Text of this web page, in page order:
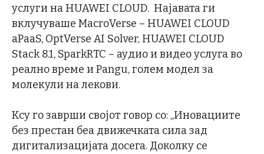
услуги на HUAWEI CLOUD. Најавата ги
вклучуваше MacroVerse – HUAWEI CLOUD
aPaaS, OptVerse AI Solver, HUAWEI CLOUD
Stack 8.1, SparkRTC – аудио и видео услуга во
реално време и Pangu, голем модел за
молекули на лекови.
Ксу го заврши својот говор со: „Иновациите
без престан беа движечката сила зад
дигитализацијата досега. Доколку се